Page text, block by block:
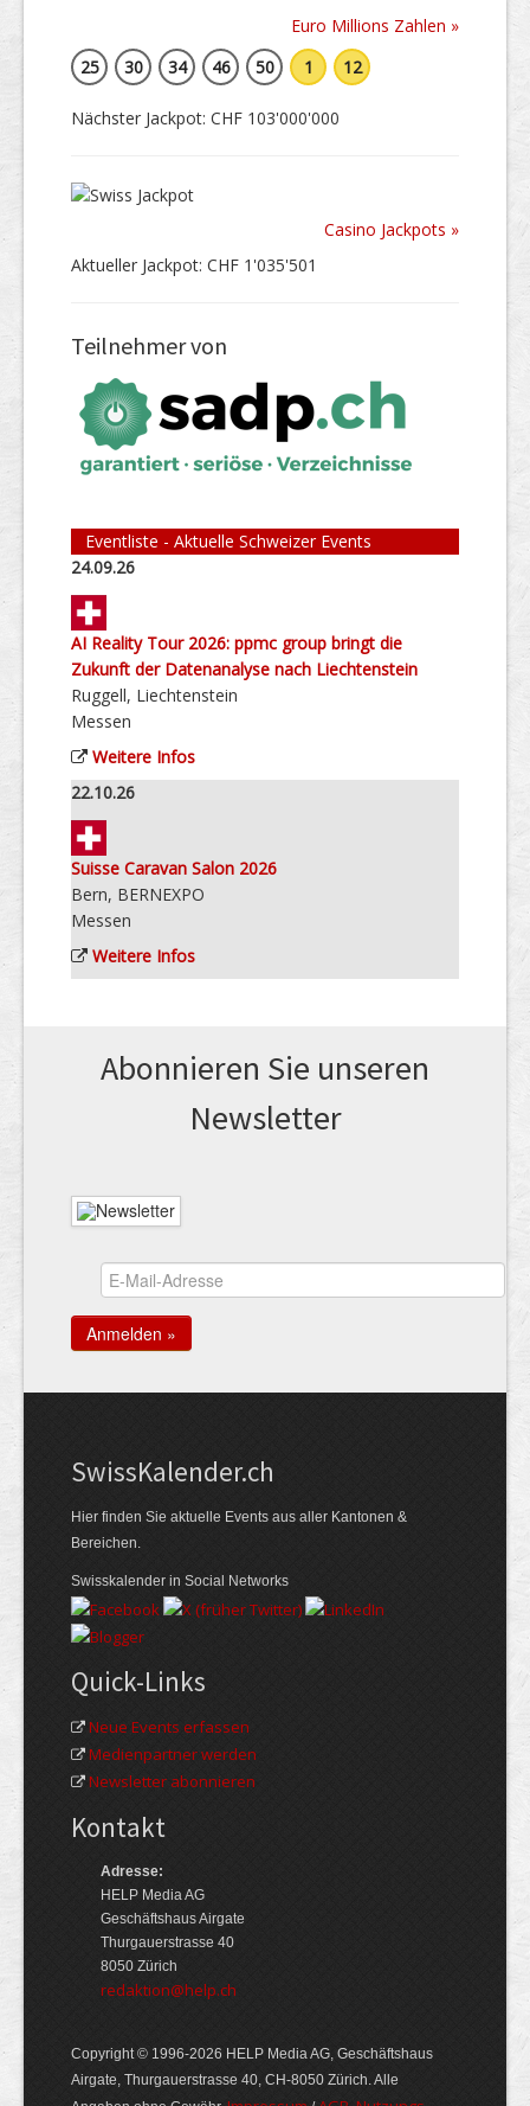
Euro Millions Zahlen »
25
30 34 46 50 1 12
Nächster Jackpot: CHF 103'000'000
Casino Jackpots »
Aktueller Jackpot: CHF 1'035'501
Teilnehmer von
Eventliste - Aktuelle Schweizer Events
24.09.26
AI Reality Tour 2026: ppmc group bringt die
Zukunft der Datenanalyse nach Liechtenstein
Ruggell, Liechtenstein
Messen
Weitere Infos
22.10.26
Suisse Caravan Salon 2026
Bern, BERNEXPO
Messen
Weitere Infos
Abonnieren Sie unseren
News­letter
Swiss­Kalender.ch
Hier finden Sie aktuelle Events aus aller Kantonen &
Bereichen.
Swisskalender in Social Networks
Quick-Links
Neue Events erfassen
Medienpartner werden
Newsletter abonnieren
Kontakt
Adresse:
HELP Media AG
Geschäftshaus Airgate
Thurgauerstrasse 40
8050 Zürich
redaktion@help.ch
Copyright © 1996-2026 HELP Media AG, Geschäftshaus
Airgate, Thurgauer­strasse 40, CH-8050 Zürich. Alle